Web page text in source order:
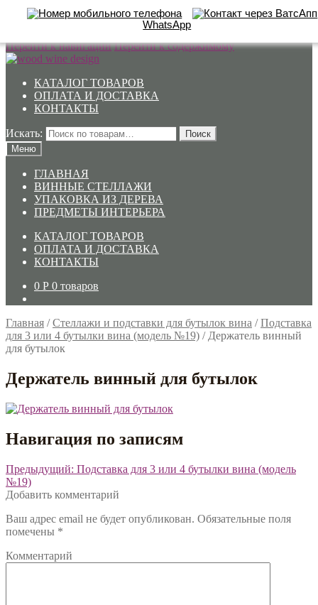
WhatsApp
Перейти к навигации Перейти к содержимому
КАТАЛОГ ТОВАРОВ
ОПЛАТА И ДОСТАВКА
КОНТАКТЫ
Искать:
Поиск
Меню
ГЛАВНАЯ
ВИННЫЕ СТЕЛЛАЖИ
УПАКОВКА ИЗ ДЕРЕВА
ПРЕДМЕТЫ ИНТЕРЬЕРА
КАТАЛОГ ТОВАРОВ
ОПЛАТА И ДОСТАВКА
КОНТАКТЫ
0 Р 0 товаров
Главная /Стеллажи и подставки для бутылок вина /Подставка
для 3 или 4 бутылки вина (модель №19) / Держатель винный
для бутылок
Держатель винный для бутылок
Навигация по записям
Предыдущий: Подставка для 3 или 4 бутылки вина (модель
№19)
Добавить комментарий
Ваш адрес email не будет опубликован. Обязательные поля
помечены *
Комментарий